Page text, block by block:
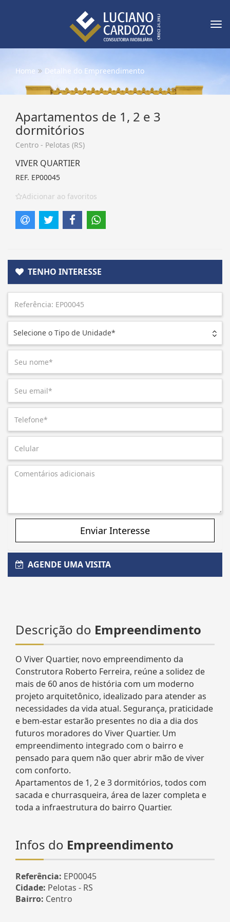
Home Detalhe do Empreendimento
Apartamentos de 1, 2 e 3
dormitórios
Centro - Pelotas (RS)
VIVER QUARTIER
REF. EP00045
Adicionar ao favoritos
TENHO INTERESSE
Selecione o Tipo de Unidade*
Enviar Interesse
AGENDE UMA VISITA
Descrição do Empreendimento
O Viver Quartier, novo empreendimento da
Construtora Roberto Ferreira, reúne a solidez de
mais de 60 anos de história com um moderno
projeto arquitetônico, idealizado para atender as
necessidades da vida atual. Segurança, praticidade
e bem-estar estarão presentes no dia a dia dos
futuros moradores do Viver Quartier. Um
empreendimento integrado com o bairro e
pensado para quem não quer abrir mão de viver
com conforto.
Apartamentos de 1, 2 e 3 dormitórios, todos com
sacada e churrasqueira, área de lazer completa e
toda a infraestrutura do bairro Quartier.
Infos do Empreendimento
Referência: EP00045
Cidade: Pelotas - RS
Bairro: Centro